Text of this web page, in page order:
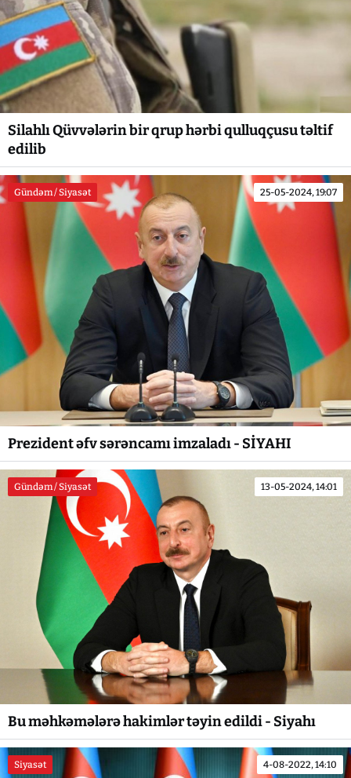
Silahlı Qüvvələrin bir qrup hərbi qulluqçusu təltif
edilib
Gündəm / Siyasət 25-05-2024, 19:07
Prezident əfv sərəncamı imzaladı - SİYAHI
Gündəm / Siyasət 13-05-2024, 14:01
Bu məhkəmələrə hakimlər təyin edildi - Siyahı
Siyasət 4-08-2022, 14:10